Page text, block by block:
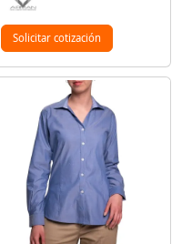
Solicitar cotización